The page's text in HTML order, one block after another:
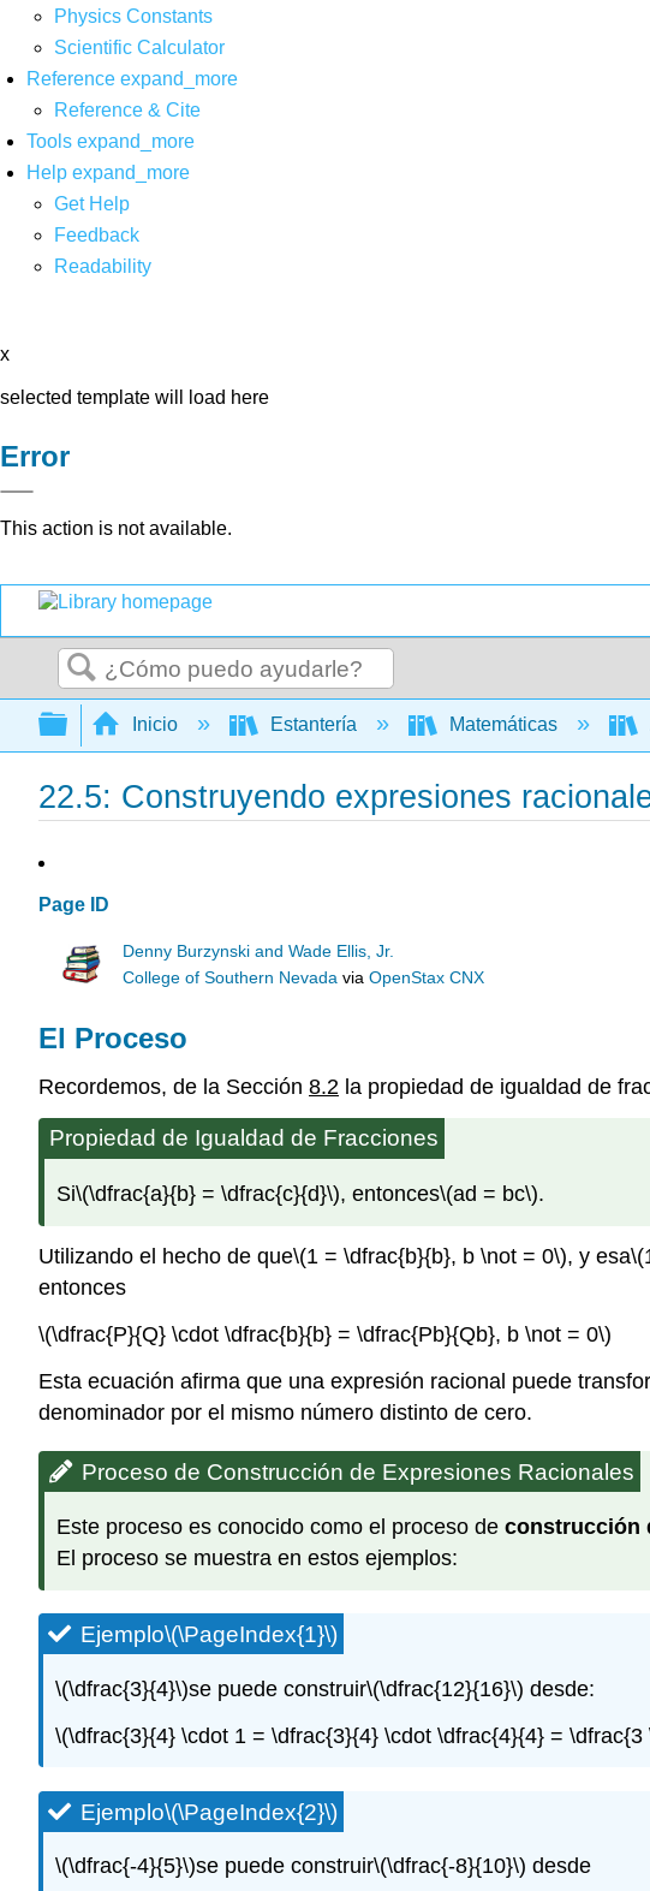
Physics Constants
Scientific Calculator
Reference expand_more
Reference & Cite
Tools expand_more
Help expand_more
Get Help
Feedback
Readability
x
selected template will load here
Error
This action is not available.
Buscar
Expandir/contraer jerarquía global
Inicio Estantería Matemáticas
22.5: Construyendo expresiones
Page ID
Denny Burzynski and Wade Ellis, Jr.
College of Southern Nevada viaOpenStax CNX
El Proceso
Recordemos, de la Sección 8.2 la propiedad de igualdad de
Propiedad de Igualdad de Fracciones
Si\(\dfrac{a}{b} = \dfrac{c}{d}\), entonces\(ad = bc\).
Utilizando el hecho de que\(1 = \dfrac{b}{b}, b \not = 0\), y esa
entonces
\(\dfrac{P}{Q} \cdot \dfrac{b}{b} = \dfrac{Pb}{Qb}, b \not = 0\)
Esta ecuación afirma que una expresión racional puede
denominador por el mismo número distinto de cero.
Proceso de Construcción de Expresiones Racionales
Este proceso es conocido como el proceso de construcción
El proceso se muestra en estos ejemplos:
Ejemplo\(\PageIndex{1}\)
\(\dfrac{3}{4}\)se puede construir\(\dfrac{12}{16}\) desde:
\(\dfrac{3}{4} \cdot 1 = \dfrac{3}{4} \cdot \dfrac{4}{4} =
Ejemplo\(\PageIndex{2}\)
\(\dfrac{-4}{5}\)se puede construir\(\dfrac{-8}{10}\) desde